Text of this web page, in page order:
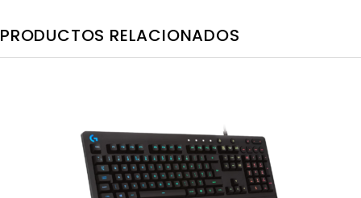
PRODUCTOS RELACIONADOS